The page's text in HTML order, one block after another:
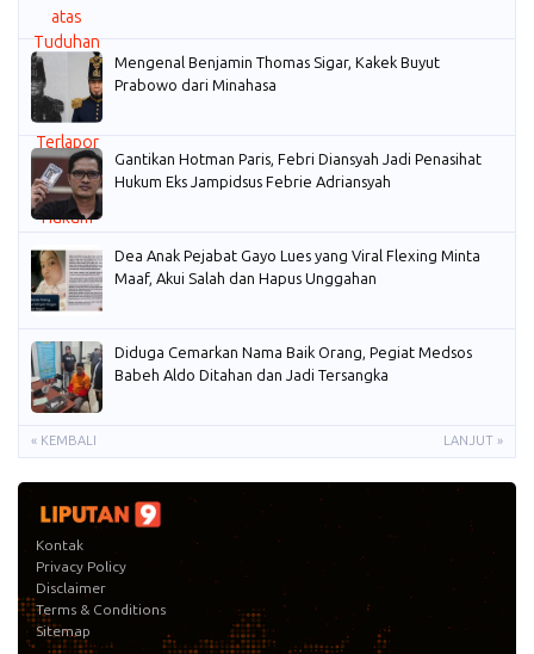
Mengenal Benjamin Thomas Sigar, Kakek Buyut
Prabowo dari Minahasa
Gantikan Hotman Paris, Febri Diansyah Jadi Penasihat
Hukum Eks Jampidsus Febrie Adriansyah
Dea Anak Pejabat Gayo Lues yang Viral Flexing Minta
Maaf, Akui Salah dan Hapus Unggahan
Diduga Cemarkan Nama Baik Orang, Pegiat Medsos
Babeh Aldo Ditahan dan Jadi Tersangka
« KEMBALI LANJUT »
Kontak
Privacy Policy
Disclaimer
Terms & Conditions
Sitemap